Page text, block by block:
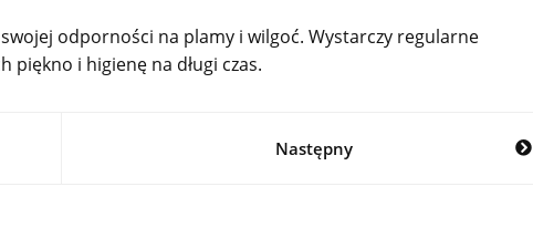
odporności na plamy i wilgoć. Wystarczy regularne
piękno i higienę na długi czas.
Następny